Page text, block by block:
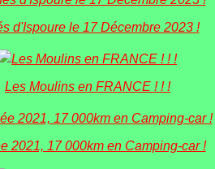
d'Ispoure le 17 Décembre 2023 !
Les Moulins en FRANCE ! ! !
2021, 17 000km en Camping-car !